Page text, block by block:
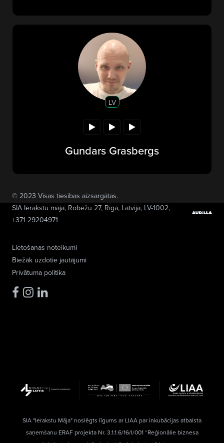
LV
Gundars Grasbergs
Lietošanas noteikumi
Biežāk uzdotie jautājumi
Privātuma politika
© 2023 Visas tiesības aizsargātas.
SIA Ierakstu māja, Robežu 27, Rīga, Latvija, LV-1002,
+371 29204971
SIA "Ierakstu Māja" noslēgts līgums ar LIAA par inkubācijas atbalsta
saņemšanu ERAF projekta Nr. 3.1.1.6/16/I/001 “Reģionālie biznesa